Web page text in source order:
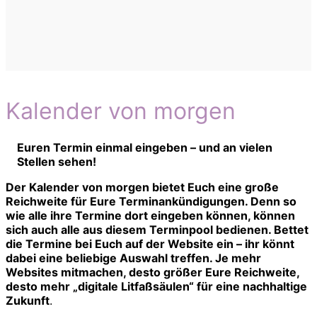
Kalender von morgen
Euren Termin einmal eingeben – und an vielen
Stellen sehen!
Der Kalender von morgen bietet Euch eine große
Reichweite für Eure Terminankündigungen. Denn so
wie alle ihre Termine dort eingeben können, können
sich auch alle aus diesem Terminpool bedienen. Bettet
die Termine bei Euch auf der Website ein – ihr könnt
dabei eine beliebige Auswahl treffen. Je mehr
Websites mitmachen, desto größer Eure Reichweite,
desto mehr „digitale Litfaßsäulen“ für eine nachhaltige
Zukunft.